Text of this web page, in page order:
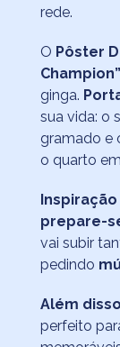
rede.
O Pôster
Champion”
ginga.
sua vida: o
gramado e
o quarto
prepare-
vai subir
pedindo
Além disso
perfeito